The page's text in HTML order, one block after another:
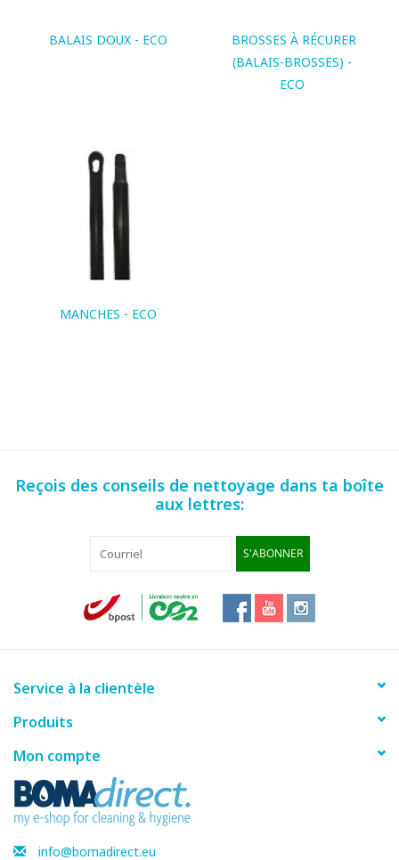
BALAIS DOUX - ECO
BROSSES À RÉCURER
(BALAIS-BROSSES) -
ECO
MANCHES - ECO
Reçois des conseils de nettoyage dans ta boîte
aux lettres:
S'ABONNER
Service à la clientèle
Produits
Mon compte
info@bomadirect.eu